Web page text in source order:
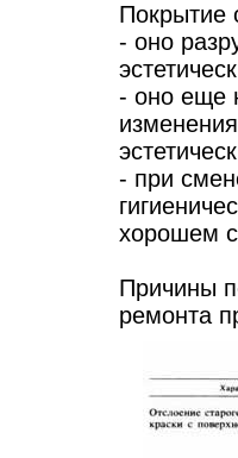
Покрытие
- оно
- оно еще
- при
хорошем
Причины
ремонта